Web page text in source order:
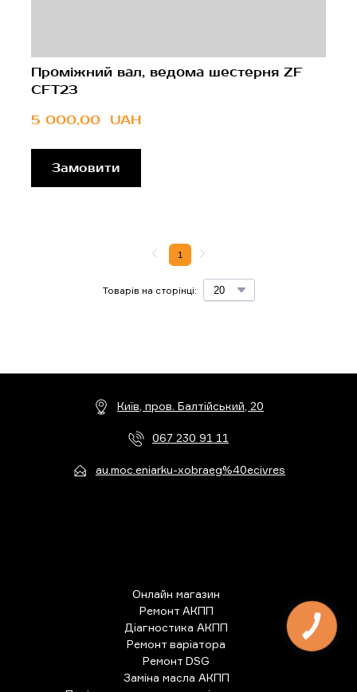
Проміжний вал, ведома шестерня ZF
CFT23
5 000,00  UAH
Замовити
Товарів на сторінці:
1
Київ, пров. Балтійський, 20
067 230 91 11
au.moc.eniarku-xobraeg%40ecivres
Онлайн магазин
Ремонт АКПП
Діагностика АКПП
Ремонт варіатора
Ремонт DSG
Заміна масла АКПП
КНОПКА
ЗВ'ЯЗКУ